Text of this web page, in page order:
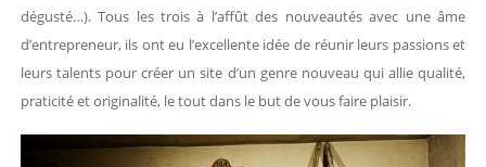
dégusté…). Tous les trois à l’affût des nouveautés avec une âme
d’entrepreneur, ils ont eu l’excellente idée de réunir leurs passions et
leurs talents pour créer un site d’un genre nouveau qui allie qualité,
praticité et originalité, le tout dans le but de vous faire plaisir.